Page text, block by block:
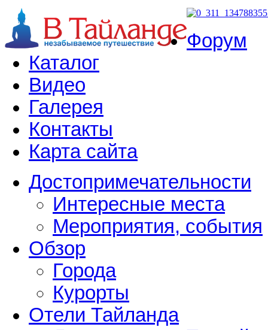
Форум
Каталог
Видео
Галерея
Контакты
Карта сайта
Достопримечательности
Интересные места
Мероприятия, события
Обзор
Города
Курорты
Отели Тайланда